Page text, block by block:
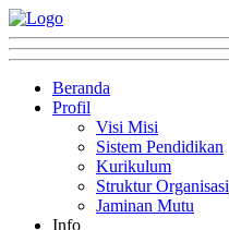
Beranda
Profil
Visi Misi
Sistem Pendidikan
Kurikulum
Struktur Organisasi
Jaminan Mutu
Info